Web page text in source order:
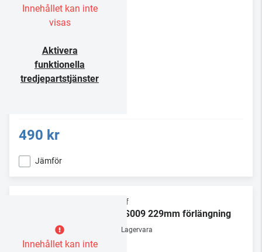
Innehållet kan inte
visas
Aktivera
funktionella
tredjepartstjänster
490 kr
Jämför
Innehållet kan inte
Chief
CMS009 229mm förlängning
Lagervara